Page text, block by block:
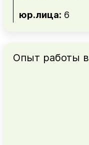
юр.лица: 6
Опыт работы в